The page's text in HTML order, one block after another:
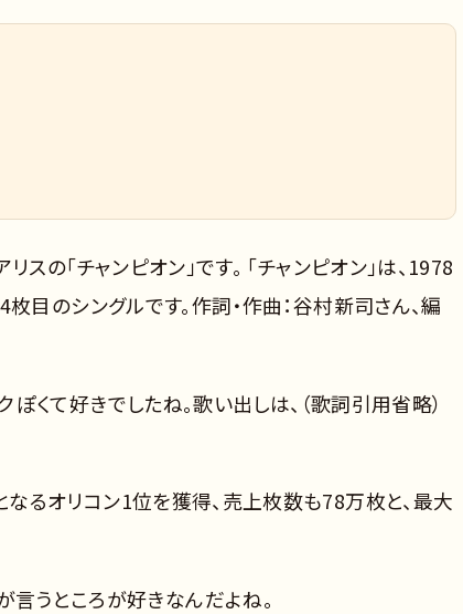
の「チャンピオン」です。 「チャンピオン」は、1978
目のシングルです。作詞・作曲：谷村新司さん、編
ぽくて好きでしたね。歌い出しは、（歌詞引用省略）
なるオリコン1位を獲得、売上枚数も78万枚と、最大
うところが好きなんだよね。